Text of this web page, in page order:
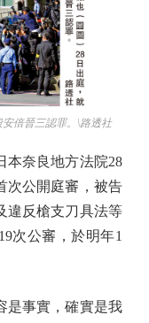
倍晉三認罪。\路透社
奈良地方法院28
次公開庭審，被告
違反槍支刀具法等
次公審，於明年1
事實，確實是我